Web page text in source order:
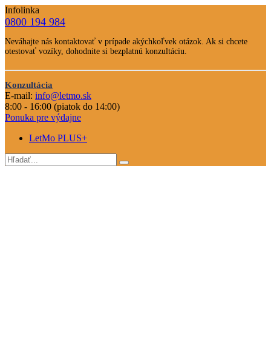
Infolinka
Telefone
číslo
0800 194 984
Text
Nevahajte
nás
kontaktovať
Neváhajte nás kontaktovať v prípade akýchkoľvek otázok. Ak si chcete
otestovať vozíky, dohodnite si bezplatnú konzultáciu.
Odkaz
na
konzultáciu
Konzultácia
E-mail: info@letmo.sk
8:00 - 16:00 (piatok do 14:00)
Ponuka pre výdajne
LetMo PLUS+